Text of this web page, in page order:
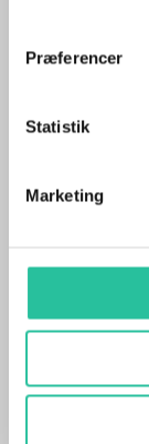
Præferencer
Statistik
Marketing